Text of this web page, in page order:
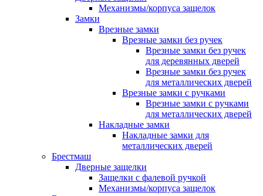
Механизмы/корпуса защелок
Замки
Врезные замки
Врезные замки без ручек
Врезные замки без ручек
для деревянных дверей
Врезные замки без ручек
для металлических дверей
Врезные замки с ручками
Врезные замки с ручками
для металлических дверей
Накладные замки
Накладные замки для
металлических дверей
Брестмаш
Дверные защелки
Защелки с фалевой ручкой
Механизмы/корпуса защелок